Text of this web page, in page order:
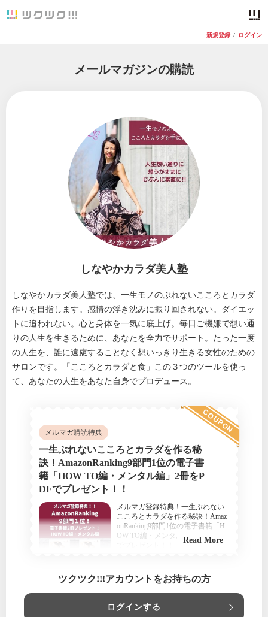
新規登録 / ログイン
メールマガジンの購読
しなやかカラダ美人塾
しなやかカラダ美人塾では、一生モノのぶれないこころとカラダ
作りを目指します。感情の浮き沈みに振り回されない。ダイエッ
トに追われない。心と身体を一気に底上げ。毎日ご機嫌で想い通
りの人生を生きるために、あなたを全力でサポート。たった一度
の人生を、誰に遠慮することなく想いっきり生きる女性のための
サロンです。「こころとカラダと食」この３つのツールを使っ
て、あなたの人生をあなた自身でプロデュース。
一生ぶれないこころとカラダを作る秘
訣！AmazonRanking9部門1位の電子書
籍「HOW TO編・メンタル編」2冊をP
DFでプレゼント！！
メルマガ購読特典
メルマガ登録特典！一生ぶれない
こころとカラダを作る秘訣！Amaz
onRanking9部門1位の電子書籍「H
OW TO編・メンタル編」2冊をPDF
大阪府
しなやかカラダ美人塾
この度はメルマガ登録ありがとうございます。 こちらのメ
Read More
COUPON
ツクツク!!!アカウントをお持ちの方
ログインする